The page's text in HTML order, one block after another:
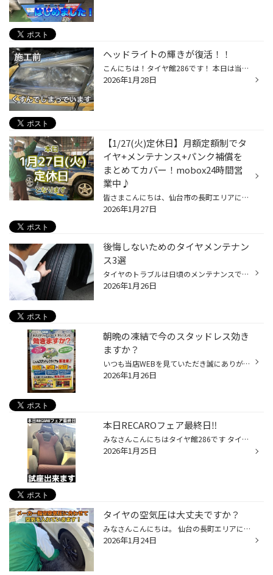
ヘッドライトの輝きが復活！！
こんにちは！タイヤ館286です！ 本日は当店自慢のヘッドライトコーティングのご紹介です！ 専用の溶剤で丁寧に磨いていきます。 すると… くすみが取れ、ピカピカの状態に！！ ヘッドライトの輝きが復活しました！ 当店のヘッドライトコーティングは、黄ばみやくすみを落とすと 同時に耐久のコーティ...
2026年1月28日
【1/27(火)定休日】月額定額制でタ
イヤ+メンテナンス+パンク補償を
まとめてカバー！mobox24時間営
業中♪
皆さまこんにちは、仙台市の長町エリアにありますタイヤ館286です！ ※本日1/27(火)は定休日となります。 タイヤの購入をお考えの皆様へ、“タイヤの新しい購入方法”のご案内です。 「サブスクリプション（サブスク）」というワードを聞いたことがあると思います。 今回はタイヤのサブスクについてご...
2026年1月27日
後悔しないためのタイヤメンテナン
ス3選
タイヤのトラブルは日頃のメンテナンスで防げることがほとんどです。 トラブルが起きて後悔しない為にも、今回はタイヤのプロがおススメするタイヤメンテナンスを いくつかご紹介いたします。 【タイヤ長持ちの為のおススメテナンス！】 普段なかなか点検できてない、タイヤ交換もずいぶんしていな...
2026年1月26日
朝晩の凍結で今のスタッドレス効き
ますか？
いつも当店WEBを見ていただき誠にありがとうございます。 毎日寒い日々が続いています。日本海側では記録的な雪でライフラインも滞り、お住まいの方々にはお見舞い申し上げます。 さて、昨日の雪で道路の凍結により朝晩で今のスタッドレス効いていましたか？スタッドレスタイヤは溝も重要ですが柔ら...
2026年1月26日
本日RECAROフェア最終日‼︎
みなさんこんにちはタイヤ館286です タイヤ館286ではRECAROフェアを開催しておりますが本日「最終日」でございます‼︎ 最新の人間工学と安全性、腰痛改善のプロフェッショナルのRECAROシートをお得にご購入できるチャンス‼︎ 当店で現在7脚全て試座出来ます‼︎ 是非ご体感くださいませ‼︎ このチャンス...
2026年1月25日
タイヤの空気圧は大丈夫ですか？
みなさんこんにちは。 仙台の長町エリアにありますタイヤ館286です。 本日は天気は良いですがかなり寒くなってきましたね。 体調に気を付けて週末お過ごしください！！ さて、本日は気温が低くなるとタイヤの空気圧も下がりやすくなるので 空気圧点検のご案内をさせていただきます。 初めにタイヤの...
2026年1月24日